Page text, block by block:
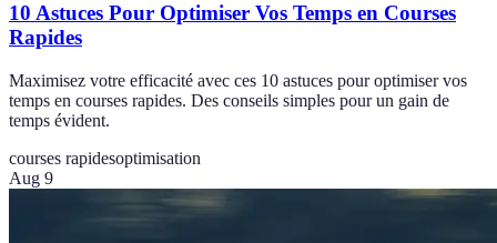
10 Astuces Pour Optimiser Vos Temps en Courses
Rapides
Maximisez votre efficacité avec ces 10 astuces pour optimiser vos
temps en courses rapides. Des conseils simples pour un gain de
temps évident.
courses rapidesoptimisation
Aug 9